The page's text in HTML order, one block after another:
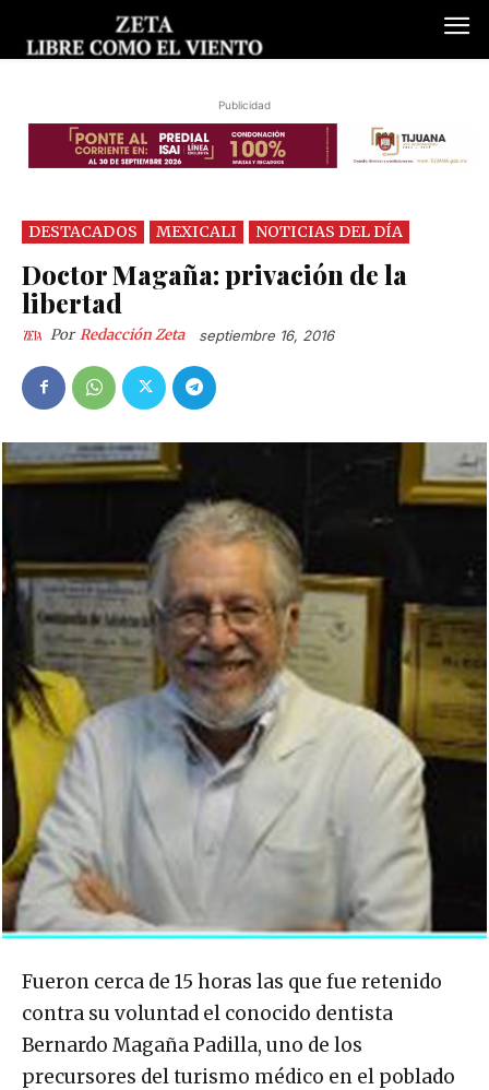
Publicidad
DESTACADOS MEXICALI NOTICIAS DEL DÍA
Doctor Magaña: privación de la
libertad
Por Redacción Zeta septiembre 16, 2016
Fueron cerca de 15 horas las que fue retenido
contra su voluntad el conocido dentista
Bernardo Magaña Padilla, uno de los
precursores del turismo médico en el poblado